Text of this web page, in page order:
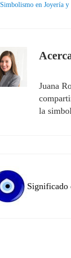
Simbolismo en Joyería y
Juana
la
Significado